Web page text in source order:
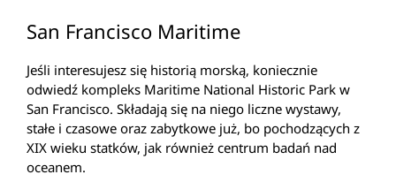
San Francisco Maritime
Jeśli interesujesz się historią morską, koniecznie
odwiedź kompleks Maritime National Historic Park w
San Francisco. Składają się na niego liczne wystawy,
stałe i czasowe oraz zabytkowe już, bo pochodzących z
XIX wieku statków, jak również centrum badań nad
oceanem.